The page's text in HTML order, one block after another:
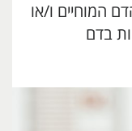
המוחיים ו/או
בדם